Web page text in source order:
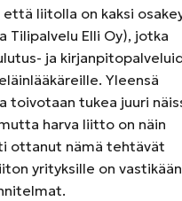
liitolla on kaksi
Tilipalvelu Elli Oy), jotka
ja
Yleensä
tukea juuri
harva liitto on näin
ottanut nämä tehtävät
yrityksille on